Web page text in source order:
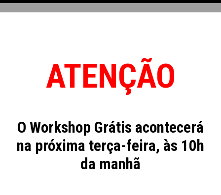
ATENÇÃO
O Workshop Grátis acontecerá
na próxima terça-feira, às 10h
da manhã